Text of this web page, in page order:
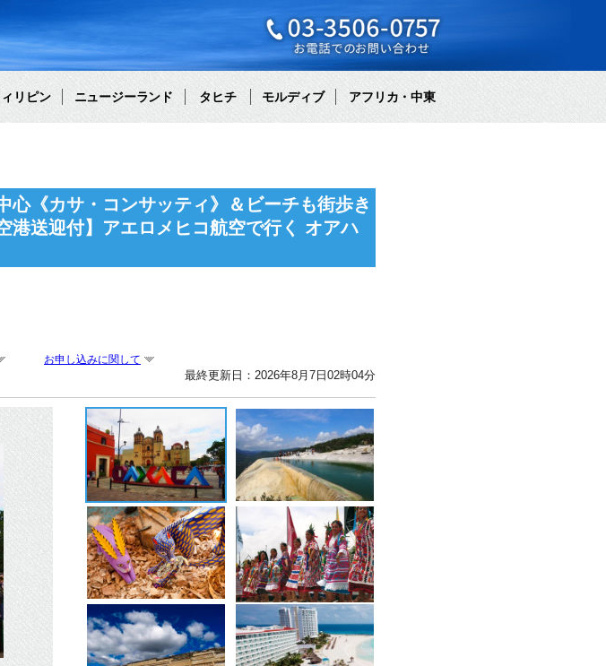
リピン ニュージーランド タヒチ モルディブ アフリカ・中東
心《カサ・コンサッティ》＆ビーチも街歩き
港送迎付】アエロメヒコ航空で行く オアハ
お申し込みに関して
最終更新日：2026年8月7日02時04分